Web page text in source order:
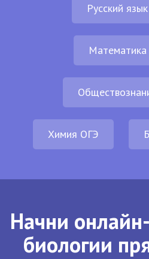
Русский
Химия ОГЭ
Начни
биологии